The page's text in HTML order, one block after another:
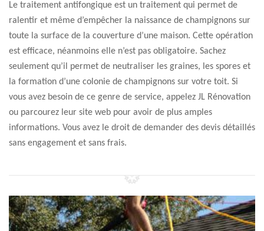
Le traitement antifongique est un traitement qui permet de
ralentir et même d’empêcher la naissance de champignons sur
toute la surface de la couverture d’une maison. Cette opération
est efficace, néanmoins elle n’est pas obligatoire. Sachez
seulement qu’il permet de neutraliser les graines, les spores et
la formation d’une colonie de champignons sur votre toit. Si
vous avez besoin de ce genre de service, appelez JL Rénovation
ou parcourez leur site web pour avoir de plus amples
informations. Vous avez le droit de demander des devis détaillés
sans engagement et sans frais.